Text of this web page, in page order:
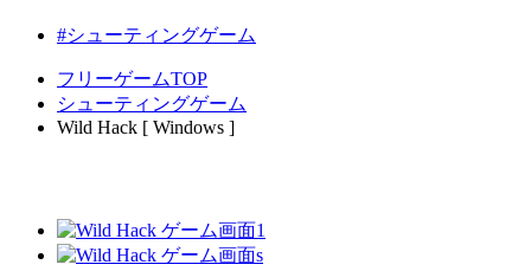
#シューティングゲーム
フリーゲームTOP
シューティングゲーム
Wild Hack [ Windows ]